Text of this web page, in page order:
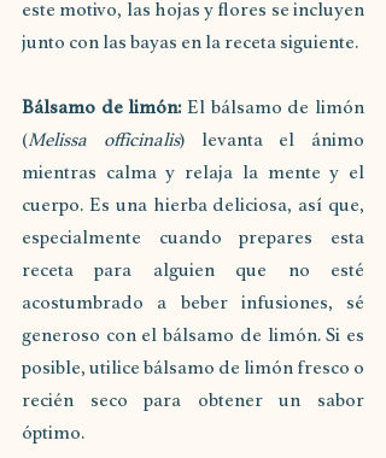
este motivo, las hojas y flores se incluyen
junto con las bayas en la receta siguiente.
Bálsamo de limón: El bálsamo de limón
(Melissa officinalis) levanta el ánimo
mientras calma y relaja la mente y el
cuerpo. Es una hierba deliciosa, así que,
especialmente cuando prepares esta
receta para alguien que no esté
acostumbrado a beber infusiones, sé
generoso con el bálsamo de limón. Si es
posible, utilice bálsamo de limón fresco o
recién seco para obtener un sabor
óptimo.